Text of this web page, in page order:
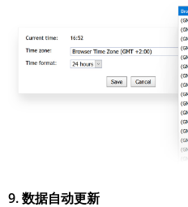
9. 数据自动更新